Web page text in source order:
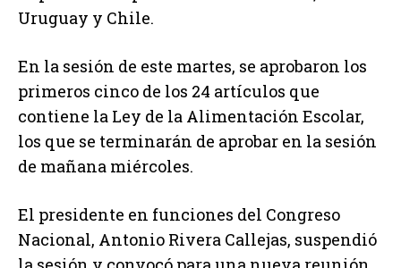
Uruguay y Chile.
En la sesión de este martes, se aprobaron los
primeros cinco de los 24 artículos que
contiene la Ley de la Alimentación Escolar,
los que se terminarán de aprobar en la sesión
de mañana miércoles.
El presidente en funciones del Congreso
Nacional, Antonio Rivera Callejas, suspendió